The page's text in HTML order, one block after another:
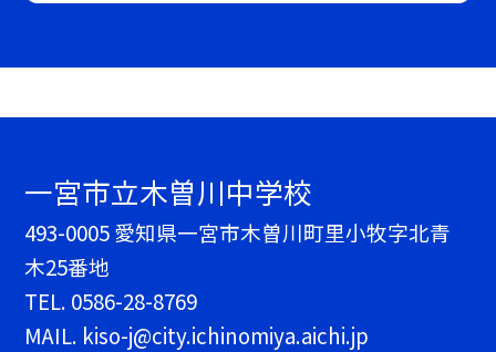
一宮市立木曽川中学校
493-0005 愛知県一宮市木曽川町里小牧字北青
木25番地
TEL. 0586-28-8769
MAIL. kiso-j@city.ichinomiya.aichi.jp